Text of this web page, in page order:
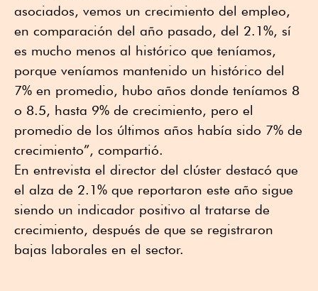
asociados, vemos un crecimiento del empleo,
en comparación del año pasado, del 2.1%, sí
es mucho menos al histórico que teníamos,
porque veníamos mantenido un histórico del
7% en promedio, hubo años donde teníamos 8
o 8.5, hasta 9% de crecimiento, pero el
promedio de los últimos años había sido 7% de
crecimiento”, compartió.
En entrevista el director del clúster destacó que
el alza de 2.1% que reportaron este año sigue
siendo un indicador positivo al tratarse de
crecimiento, después de que se registraron
bajas laborales en el sector.